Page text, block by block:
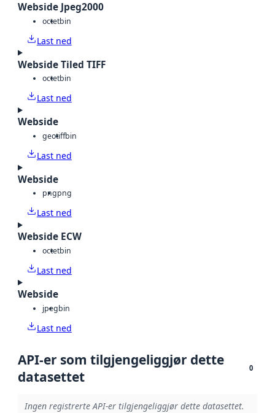
Webside Jpeg2000
octetbin
Last ned
Webside Tiled TIFF
octetbin
Last ned
Webside
geotiffbin
Last ned
Webside
pngpng
Last ned
Webside ECW
octetbin
Last ned
Webside
jpegbin
Last ned
API-er som tilgjengeliggjør dette
datasettet
0
Ingen registrerte API-er tilgjengeliggjør dette datasettet.